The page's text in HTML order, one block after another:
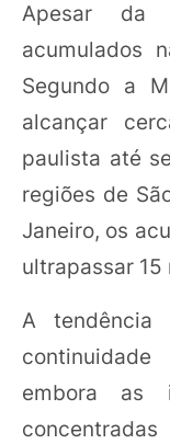
Apesar da
acumulados
Segundo a
alcançar
paulista até
regiões de
Janeiro, os
ultrapassar
A
embora as